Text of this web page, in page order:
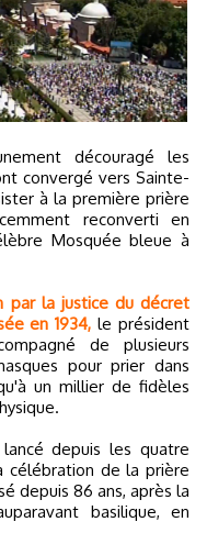
découragé les
convergé vers Sainte-
à la première prière
reconverti en
Mosquée bleue à
par la justice du décret
en 1934, le président
de plusieurs
pour prier dans
un millier de fidèles
depuis les quatre
célébration de la prière
depuis 86 ans, après la
basilique, en